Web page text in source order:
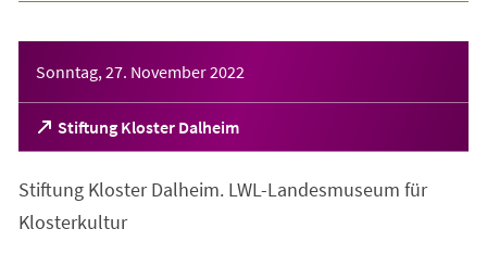
Sonntag, 27. November 2022
Stiftung Kloster Dalheim
(Öffnet
in
neuen
Tab)
Stiftung Kloster Dalheim. LWL-Landesmuseum für
Klosterkultur